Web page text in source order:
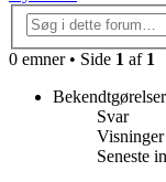
0 emner • Side 1 af 1
Bekendtgørelser
Svar
Visninger
Seneste